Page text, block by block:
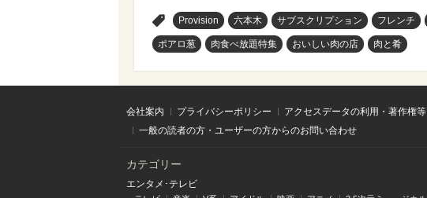
Provision 六本木 サブスクリプション フレンチ
ポアロ葱 肉食べ放題特集 おいしい肉の店 肉と肴
会社案内 プライバシーポリシー アクセスデータの利用・著作権等
一般の読者の方・ユーザーの方からのお問い合わせ
カテゴリー
エンタメ･テレビ